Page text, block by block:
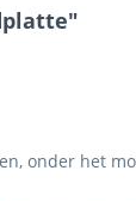
onder het